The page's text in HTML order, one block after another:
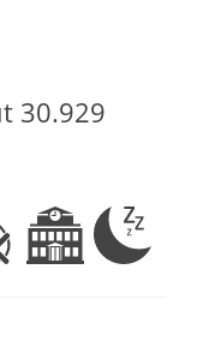
30.929